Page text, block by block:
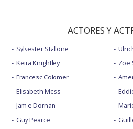
ACTORES Y
Sylvester Stallone
Keira Knightley
Francesc Colomer
Elisabeth Moss
Jamie Dornan
Guy Pearce
Zoe